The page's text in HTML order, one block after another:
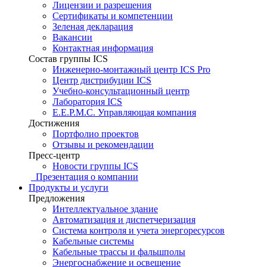
Лицензии и разрешения
Сертификаты и компетенции
Зеленая декларация
Вакансии
Контактная информация
Состав группы ICS
Инженерно-монтажный центр ICS Pro
Центр дистрибуции ICS
Учебно-консультационный центр
Лаборатория ICS
E.E.P.M.C. Управляющая компания
Достижения
Портфолио проектов
Отзывы и рекомендации
Пресс-центр
Новости группы ICS
Презентация о компании
Продукты и услуги
Предложения
Интеллектуальное здание
Автоматизация и диспетчеризация
Система контроля и учета энергоресурсов
Кабельные системы
Кабельные трассы и фальшполы
Энергоснабжение и освещение